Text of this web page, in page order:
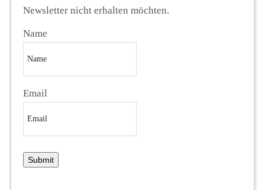
Newsletter nicht erhalten möchten.
Name
Email